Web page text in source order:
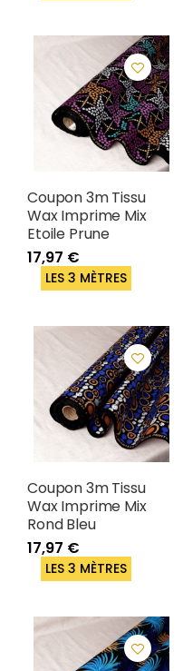
Coupon 3m Tissu
Wax Imprime Mix
Etoile Prune
17,97 €
LES 3 MÈTRES
Coupon 3m Tissu
Wax Imprime Mix
Rond Bleu
17,97 €
LES 3 MÈTRES